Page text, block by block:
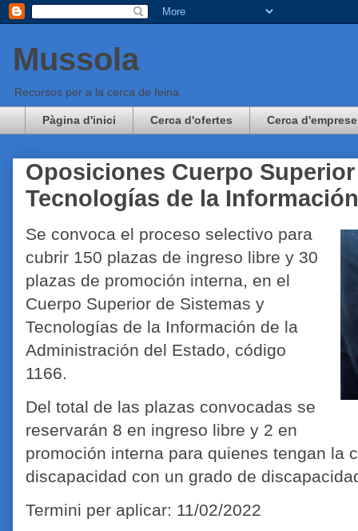
Mussola
Recursos per a la cerca de feina
Pàgina d'inici Cerca d'ofertes Cerca
Oposiciones Cuerpo
Tecnologías de la Información
Se convoca el proceso selectivo para
cubrir 150 plazas de ingreso libre y 30
plazas de promoción interna, en el
Cuerpo Superior de Sistemas y
Tecnologías de la Información de la
Administración del Estado, código
1166.
Del total de las plazas convocadas se
reservarán 8 en ingreso libre y 2 en
promoción interna para quienes tengan la
discapacidad con un grado de
Termini per aplicar: 11/02/2022